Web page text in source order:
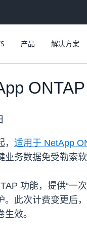
产品 解决方案
适用于 NetApp
务数据免受勒索
功能，提供“一
。此次计费变更后
效。